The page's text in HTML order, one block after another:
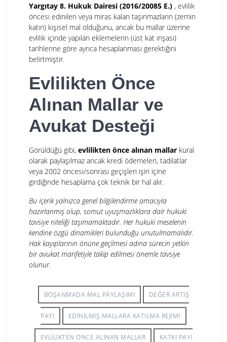
Yargıtay 8. Hukuk Dairesi (2016/20085 E.) , evlilik
öncesi edinilen veya miras kalan taşınmazların (zemin
katın) kişisel mal olduğunu, ancak bu mallar üzerine
evlilik içinde yapılan eklemelerin (üst kat inşası)
tarihlerine göre ayrıca hesaplanması gerektiğini
belirtmiştir.
Evlilikten Önce
Alınan Mallar ve
Avukat Desteği
Görüldüğü gibi, evlilikten önce alınan mallar kural
olarak paylaşılmaz ancak kredi ödemeleri, tadilatlar
veya 2002 öncesi/sonrası geçişleri işin içine
girdiğinde hesaplama çok teknik bir hal alır.
Bu içerik yalnızca genel bilgilendirme amacıyla
hazırlanmış olup, somut uyuşmazlıklara dair hukuki
tavsiye niteliği taşımamaktadır. Her hukuki meselenin
kendine özgü dinamikleri bulunduğu unutulmamalıdır.
Hak kayıplarının önüne geçilmesi adına sürecin yetkin
bir avukat marifetiyle takip edilmesi önemle tavsiye
olunur.
BOŞANMADA MAL PAYLAŞIMI DEĞER ARTIŞ
PAYI EDINILMIŞ MALLARA KATILMA REJIMI
EVLILIKTEN ÖNCE ALINAN MALLAR KATKI PAYI